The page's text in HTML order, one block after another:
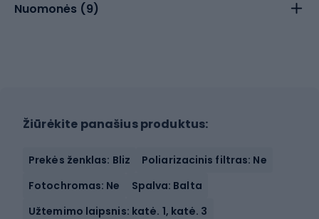
Nuomonės (9)
Žiūrėkite panašius produktus:
Prekės ženklas: Bliz
Poliarizacinis filtras: Ne
Fotochromas: Ne
Spalva: Balta
Užtemimo laipsnis: katė. 1, katė. 3